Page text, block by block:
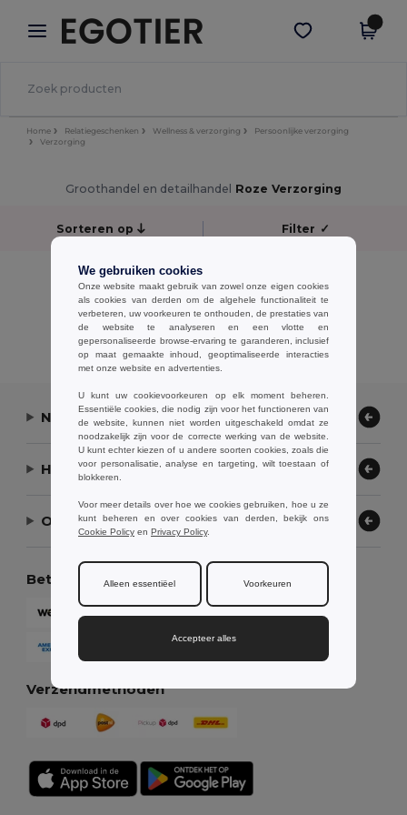
× Egotier-app
Betere prijzen in de app!
Download app
Home Relatiegeschenken Wellness & verzorging
Persoonlijke verzorging
Verzorging
Groothandel en detailhandel Roze Verzorging
Sorteren op Filter ✓
No results.
No results.
Alle Producten Tonen.
Neem contact op
Hulp nodig?
Ons bedrijf
Betaalmethoden
Verzendmethoden
We gebruiken cookies
Onze website maakt gebruik van zowel onze eigen cookies
als cookies van derden om de algehele functionaliteit te
verbeteren, uw voorkeuren te onthouden, de prestaties van
de website te analyseren en een vlotte en
gepersonaliseerde browse-ervaring te garanderen, inclusief
op maat gemaakte inhoud, geoptimaliseerde interacties
met onze website en advertenties.
U kunt uw cookievoorkeuren op elk moment beheren.
Essentiële cookies, die nodig zijn voor het functioneren van
de website, kunnen niet worden uitgeschakeld omdat ze
noodzakelijk zijn voor de correcte werking van de website.
U kunt echter kiezen of u andere soorten cookies, zoals die
voor personalisatie, analyse en targeting, wilt toestaan of
blokkeren.
Voor meer details over hoe we cookies gebruiken, hoe u ze
kunt beheren en over cookies van derden, bekijk ons
Cookie Policy en Privacy Policy.
Alleen essentiëel Voorkeuren
Accepteer alles